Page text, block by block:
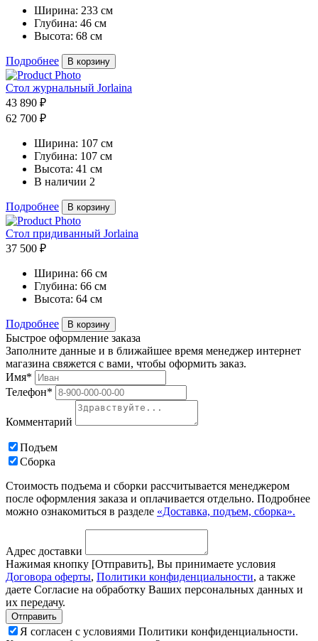
Ширина: 233 см
Глубина: 46 см
Высота: 68 см
Подробнее В корзину
Стол журнальный Jorlaina
43 890 ₽
62 700 ₽
Ширина: 107 см
Глубина: 107 см
Высота: 41 см
В наличии 2
Подробнее В корзину
Стол придиванный Jorlaina
37 500 ₽
Ширина: 66 см
Глубина: 66 см
Высота: 64 см
Подробнее В корзину
Быстрое оформление заказа
Заполните данные и в ближайшее время менеджер интернет
магазина свяжется с вами, чтобы оформить заказ.
Имя*
Телефон*
Комментарий
Подъем
Сборка
Стоимость подъема и сборки рассчитывается менеджером
после оформления заказа и оплачивается отдельно. Подробнее
можно ознакомиться в разделе «Доставка, подъем, сборка».
Адрес доставки
Нажимая кнопку [Отправить], Вы принимаете условия
Договора оферты, Политики конфиденциальности, а также
даете Согласие на обработку Ваших персональных данных и
их передачу.
Я согласен с условиями Политики конфиденциальности.